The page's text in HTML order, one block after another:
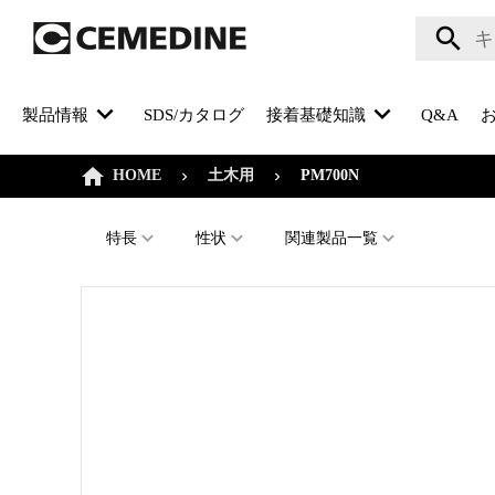
製品情報 SDS/カタログ 接着基礎知識 Q&A
HOME 土木用 PM700N
特長 性状 関連製品一覧